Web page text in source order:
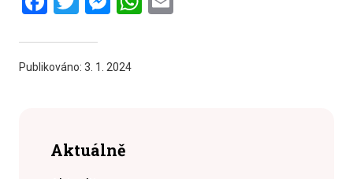
Publikováno: 3. 1. 2024
Aktuálně